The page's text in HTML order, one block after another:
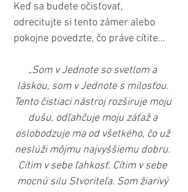
Keď sa budete očisťovať,
odrecitujte si tento zámer alebo
pokojne povedzte, čo práve cítite...
„Som v Jednote so svetlom a
láskou, som v Jednote s milosťou.
Tento čistiaci nástroj rozširuje moju
dušu, odľahčuje moju záťaž a
oslobodzuje ma od všetkého, čo už
neslúži môjmu najvyššiemu dobru.
Cítim v sebe ľahkosť. Cítim v sebe
mocnú silu Stvoriteľa. Som žiarivý